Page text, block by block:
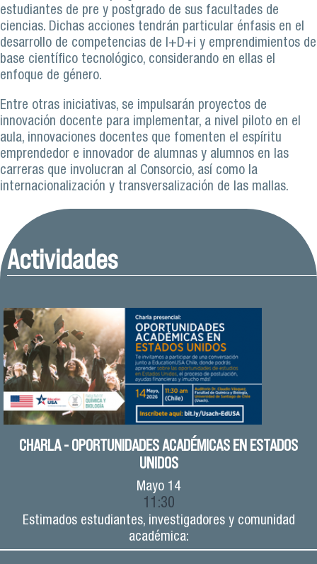
estudiantes de pre y postgrado de sus facultades de
ciencias. Dichas acciones tendrán particular énfasis en el
desarrollo de competencias de I+D+i y emprendimientos de
base científico tecnológico, considerando en ellas el
enfoque de género.
Entre otras iniciativas, se impulsarán proyectos de
innovación docente para implementar, a nivel piloto en el
aula, innovaciones docentes que fomenten el espíritu
emprendedor e innovador de alumnas y alumnos en las
carreras que involucran al Consorcio, así como la
internacionalización y transversalización de las mallas.
Actividades
CHARLA - OPORTUNIDADES ACADÉMICAS EN ESTADOS
UNIDOS
Mayo 14
11:30
Estimados estudiantes, investigadores y comunidad
académica: